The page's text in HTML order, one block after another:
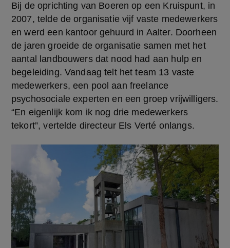
Bij de oprichting van Boeren op een Kruispunt, in
2007, telde de organisatie vijf vaste medewerkers
en werd een kantoor gehuurd in Aalter. Doorheen
de jaren groeide de organisatie samen met het
aantal landbouwers dat nood had aan hulp en
begeleiding. Vandaag telt het team 13 vaste
medewerkers, een pool aan freelance
psychosociale experten en een groep vrijwilligers.
“En eigenlijk kom ik nog drie medewerkers
tekort”, vertelde directeur Els Verté onlangs.